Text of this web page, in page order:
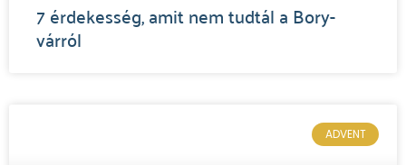
7 érdekesség, amit nem tudtál a Bory-
várról
ADVENT